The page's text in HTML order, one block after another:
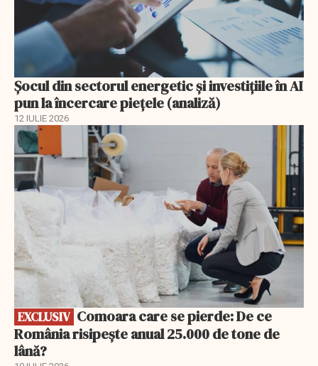
Șocul din sectorul energetic și investițiile în AI
pun la încercare piețele (analiză)
12 IULIE 2026
EXCLUSIV
EXCLUSIV
România risipește anual 25.000 de tone de
lână?